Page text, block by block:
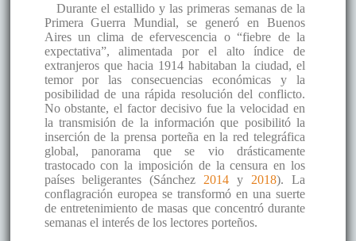
Durante el estallido y las primeras semanas de la
Primera Guerra Mundial, se generó en Buenos
Aires un clima de efervescencia o “fiebre de la
expectativa”, alimentada por el alto índice de
extranjeros que hacia 1914 habitaban la ciudad, el
temor por las consecuencias económicas y la
posibilidad de una rápida resolución del conflicto.
No obstante, el factor decisivo fue la velocidad en
la transmisión de la información que posibilitó la
inserción de la prensa porteña en la red telegráfica
global, panorama que se vio drásticamente
trastocado con la imposición de la censura en los
países beligerantes (Sánchez 2014y 2018). La
conflagración europea se transformó en una suerte
de entretenimiento de masas que concentró durante
semanas el interés de los lectores porteños.